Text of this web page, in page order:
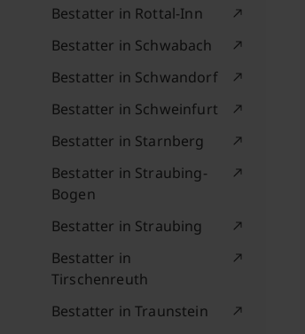
Bestatter in Rottal-Inn
Bestatter in Schwabach
Bestatter in Schwandorf
Bestatter in Schweinfurt
Bestatter in Starnberg
Bestatter in Straubing-
Bogen
Bestatter in Straubing
Bestatter in
Tirschenreuth
Bestatter in Traunstein